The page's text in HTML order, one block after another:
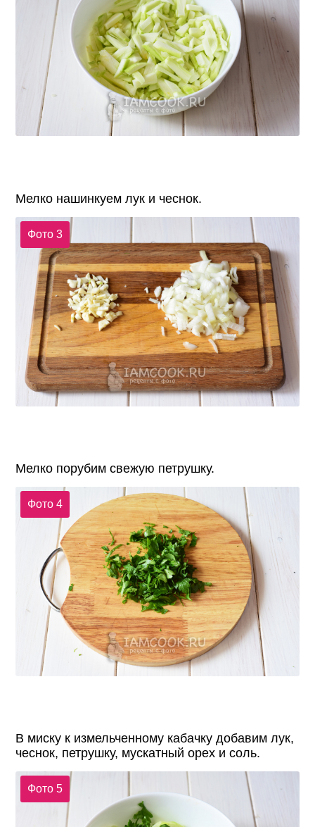
Мелко нашинкуем лук и чеснок.
Фото 3
Мелко порубим свежую петрушку.
Фото 4
В миску к измельченному кабачку добавим лук,
чеснок, петрушку, мускатный орех и соль.
Фото 5